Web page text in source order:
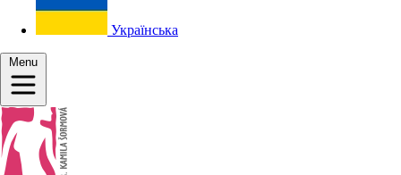
Українська
Menu